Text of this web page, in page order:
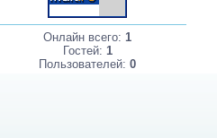
Онлайн всего: 1
Гостей: 1
Пользователей: 0